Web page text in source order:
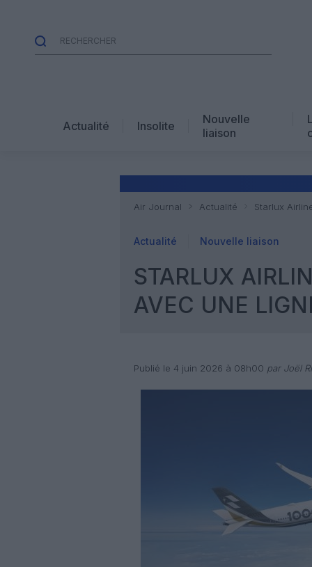
Actualité Insolite
Nouvelle
liaison
Air Journal Actualité Starlux
Actualité Nouvelle liaison
STARLUX
AVEC UNE
Publié le 4 juin 2026 à 08h00 par Joël